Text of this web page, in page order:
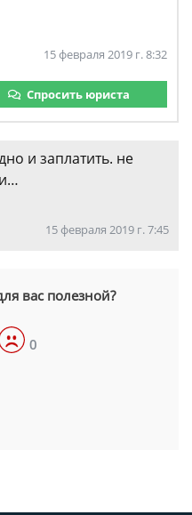
15 февраля 2019 г. 8:32
Спросить юриста
и заплатить. не
15 февраля 2019 г. 7:45
вас полезной?
0